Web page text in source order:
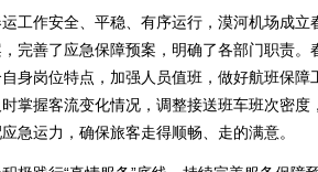
作安全、平稳、有序运行，漠河机场成立
完善了应急保障预案，明确了各部门职责。
身岗位特点，加强人员值班，做好航班保障
掌握客流变化情况，调整接送班车班次密度
急运力，确保旅客走得顺畅、走的满意。